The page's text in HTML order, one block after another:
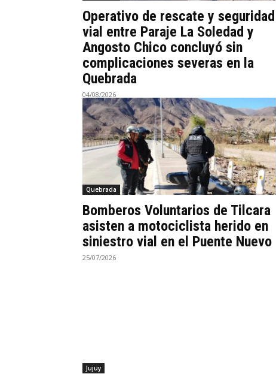
Operativo de rescate y seguridad
vial entre Paraje La Soledad y
Angosto Chico concluyó sin
complicaciones severas en la
Quebrada
04/08/2026
Quebrada
Bomberos Voluntarios de Tilcara
asisten a motociclista herido en
siniestro vial en el Puente Nuevo
25/07/2026
Jujuy